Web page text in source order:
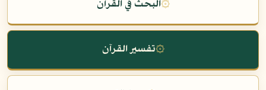
۞البحث في القرآن
۞تفسير القرآن